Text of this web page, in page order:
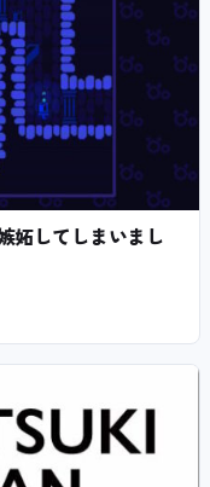
妬してしまいまし